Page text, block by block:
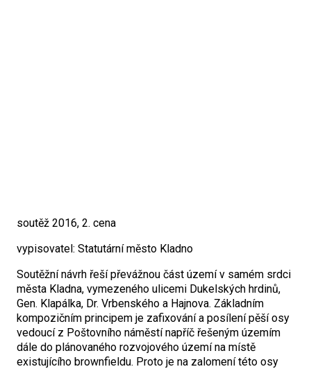
soutěž 2016, 2. cena
vypisovatel: Statutární město Kladno
Soutěžní návrh řeší převážnou část území v samém srdci
města Kladna, vymezeného ulicemi Dukelských hrdinů,
Gen. Klapálka, Dr. Vrbenského a Hajnova. Základním
kompozičním principem je zafixování a posílení pěší osy
vedoucí z Poštovního náměstí napříč řešeným územím
dále do plánovaného rozvojového území na místě
existujícího brownfieldu. Proto je na zalomení této osy